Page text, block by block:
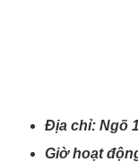
Địa chỉ: Ngõ
Giờ hoạt